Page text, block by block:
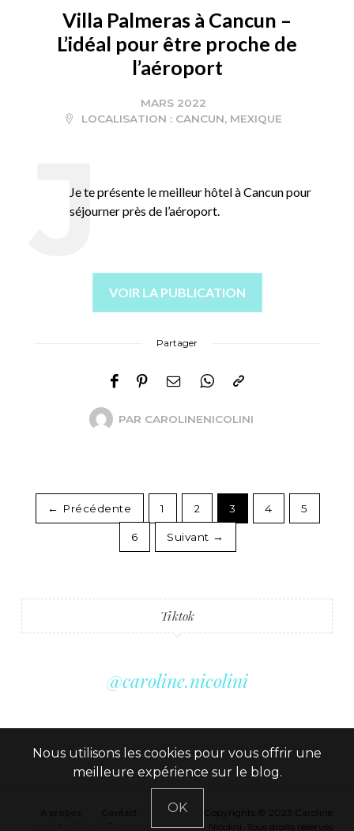
Villa Palmeras à Cancun –
L’idéal pour être proche de
l’aéroport
MARS 2022
LOCALISATION : CANCUN, MEXIQUE
Je te présente le meilleur hôtel à Cancun pour
séjourner près de l’aéroport.
VOIR LA PUBLICATION
Partager
PAR CAROLINENICOLINI
← Précédente 1 2 3 4 5
6 Suivant →
Tiktok
@caroline.nicolini
Copyrights © 2023 Caroline
Nicolini. Tous droits réservés
Nous utilisons les cookies pour vous offrir une
meilleure expérience sur le blog.
OK